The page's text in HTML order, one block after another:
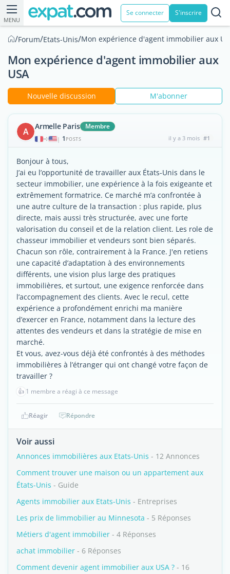
MENU
Se connecter S'inscrire
/Forum/Etats-Unis/Mon expérience d'agent immobilier aux
Mon expérience d'agent immobilier aux
USA
Nouvelle discussion M'abonner
A Armelle Paris Membre
| 1 POSTS il y a 3 mois #1
Bonjour à tous,
J’ai eu l’opportunité de travailler aux États-Unis dans le
secteur immobilier, une expérience à la fois exigeante et
extrêmement formatrice. Ce marché m’a confrontée à
une autre culture de la transaction : plus rapide, plus
directe, mais aussi très structurée, avec une forte
valorisation du conseil et de la relation client. Les role de
chasseur immobilier et vendeurs sont bien séparés.
Chacun son rôle, contrairement à la France. J'en retiens
une capacité d’adaptation à des environnements
différents, une vision plus large des pratiques
immobilières, et surtout, une exigence renforcée dans
l’accompagnement des clients. Avec le recul, cette
expérience a profondément enrichi ma manière
d’exercer en France, notamment dans la lecture des
attentes des vendeurs et dans la stratégie de mise en
marché.
Et vous, avez-vous déjà été confrontés à des méthodes
immobilières à l’étranger qui ont changé votre façon de
travailler ?
👍 1 membre a réagi à ce message
Réagir Répondre
Voir aussi
Annonces immobilières aux Etats-Unis - 12 Annonces
Comment trouver une maison ou un appartement aux
États-Unis - Guide
Agents immobilier aux Etats-Unis - Entreprises
Les prix de limmobilier au Minnesota - 5 Réponses
Métiers d'agent immobilier - 4 Réponses
achat immobilier - 6 Réponses
Comment devenir agent immobilier aux USA ? - 16